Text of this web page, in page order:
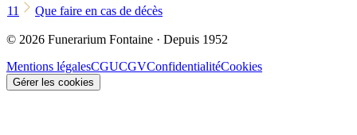
11
Que faire en cas de décès
© 2026 Funerarium Fontaine · Depuis 1952
Mentions légalesCGUCGVConfidentialitéCookies
Gérer les cookies